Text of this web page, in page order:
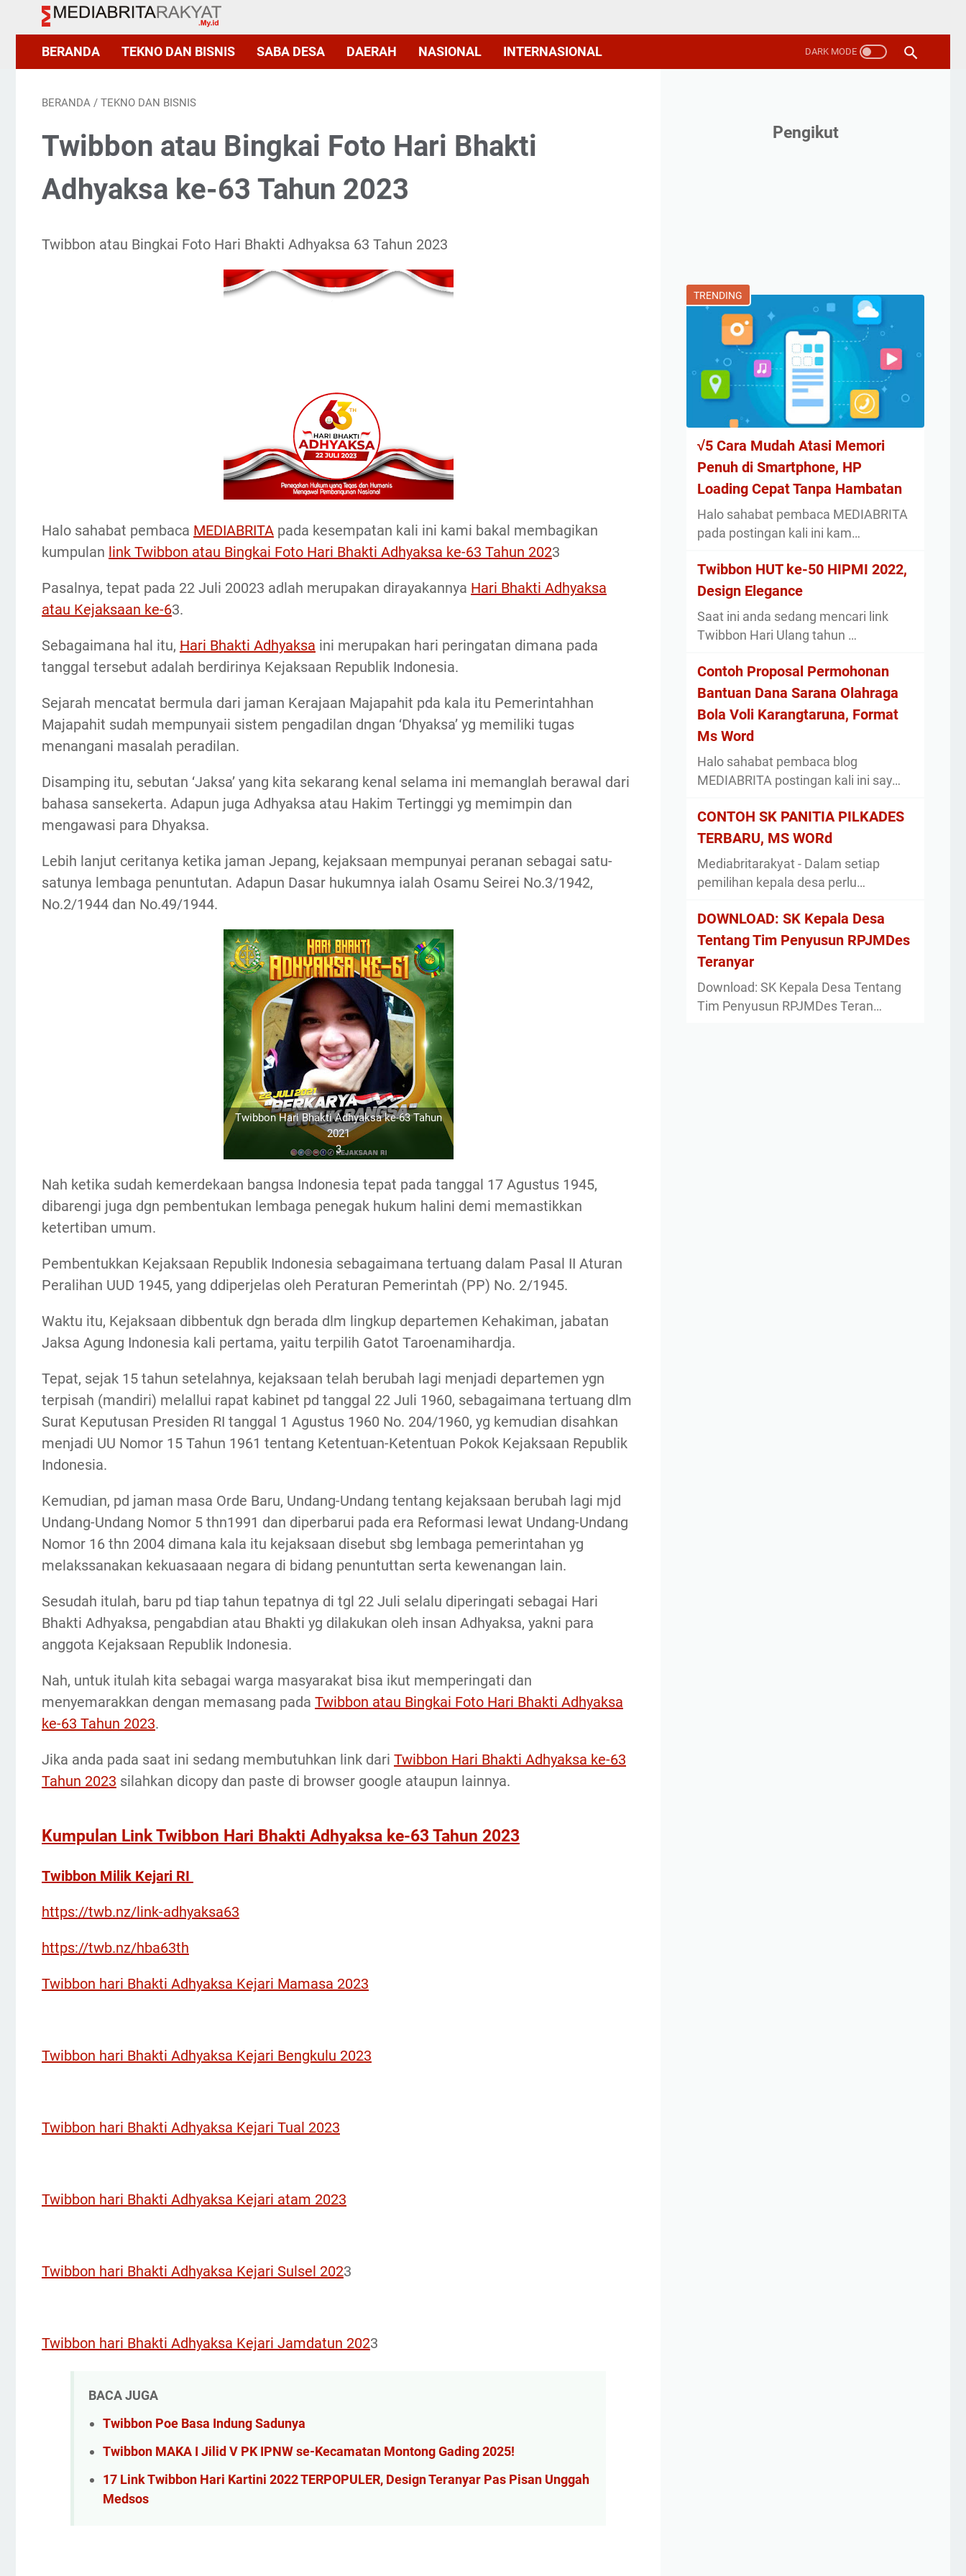
BERANDA TEKNO DAN BISNIS SABA DESA DAERAH NASIONAL INTERNASIONAL
BERANDA / TEKNO DAN BISNIS
Twibbon atau Bingkai Foto Hari Bhakti
Adhyaksa ke-63 Tahun 2023
Twibbon atau Bingkai Foto Hari Bhakti Adhyaksa 63 Tahun 2023
Halo sahabat pembaca MEDIABRITA pada kesempatan kali ini kami bakal membagikan
kumpulan link Twibbon atau Bingkai Foto Hari Bhakti Adhyaksa ke-63 Tahun 2023
Pasalnya, tepat pada 22 Juli 20023 adlah merupakan dirayakannya Hari Bhakti Adhyaksa
atau Kejaksaan ke-63.
Sebagaimana hal itu, Hari Bhakti Adhyaksa ini merupakan hari peringatan dimana pada
tanggal tersebut adalah berdirinya Kejaksaan Republik Indonesia.
Sejarah mencatat bermula dari jaman Kerajaan Majapahit pda kala itu Pemerintahhan
Majapahit sudah mempunyaii sistem pengadilan dngan ‘Dhyaksa’ yg memiliki tugas
menangani masalah peradilan.
Disamping itu, sebutan ‘Jaksa’ yang kita sekarang kenal selama ini memanglah berawal dari
bahasa sansekerta. Adapun juga Adhyaksa atau Hakim Tertinggi yg memimpin dan
mengawasi para Dhyaksa.
Lebih lanjut ceritanya ketika jaman Jepang, kejaksaan mempunyai peranan sebagai satu-
satunya lembaga penuntutan. Adapun Dasar hukumnya ialah Osamu Seirei No.3/1942,
No.2/1944 dan No.49/1944.
Twibbon Hari Bhakti Adhyaksa ke-63 Tahun
2021
3
Nah ketika sudah kemerdekaan bangsa Indonesia tepat pada tanggal 17 Agustus 1945,
dibarengi juga dgn pembentukan lembaga penegak hukum halini demi memastikkan
ketertiban umum.
Pembentukkan Kejaksaan Republik Indonesia sebagaimana tertuang dalam Pasal II Aturan
Peralihan UUD 1945, yang ddiperjelas oleh Peraturan Pemerintah (PP) No. 2/1945.
Waktu itu, Kejaksaan dibbentuk dgn berada dlm lingkup departemen Kehakiman, jabatan
Jaksa Agung Indonesia kali pertama, yaitu terpilih Gatot Taroenamihardja.
Tepat, sejak 15 tahun setelahnya, kejaksaan telah berubah lagi menjadi departemen ygn
terpisah (mandiri) melallui rapat kabinet pd tanggal 22 Juli 1960, sebagaimana tertuang dlm
Surat Keputusan Presiden RI tanggal 1 Agustus 1960 No. 204/1960, yg kemudian disahkan
menjadi UU Nomor 15 Tahun 1961 tentang Ketentuan-Ketentuan Pokok Kejaksaan Republik
Indonesia.
Kemudian, pd jaman masa Orde Baru, Undang-Undang tentang kejaksaan berubah lagi mjd
Undang-Undang Nomor 5 thn1991 dan diperbarui pada era Reformasi lewat Undang-Undang
Nomor 16 thn 2004 dimana kala itu kejaksaan disebut sbg lembaga pemerintahan yg
melakssanakan kekuasaaan negara di bidang penuntuttan serta kewenangan lain.
Sesudah itulah, baru pd tiap tahun tepatnya di tgl 22 Juli selalu diperingati sebagai Hari
Bhakti Adhyaksa, pengabdian atau Bhakti yg dilakukan oleh insan Adhyaksa, yakni para
anggota Kejaksaan Republik Indonesia.
Nah, untuk itulah kita sebagai warga masyarakat bisa ikut memperingati dan
menyemarakkan dengan memasang pada Twibbon atau Bingkai Foto Hari Bhakti Adhyaksa
ke-63 Tahun 2023.
Jika anda pada saat ini sedang membutuhkan link dari Twibbon Hari Bhakti Adhyaksa ke-63
Tahun 2023 silahkan dicopy dan paste di browser google ataupun lainnya.
Kumpulan Link Twibbon Hari Bhakti Adhyaksa ke-63 Tahun 2023
Twibbon Milik Kejari RI
https://twb.nz/link-adhyaksa63
https://twb.nz/hba63th
Twibbon hari Bhakti Adhyaksa Kejari Mamasa 2023
Twibbon hari Bhakti Adhyaksa Kejari Bengkulu 2023
Twibbon hari Bhakti Adhyaksa Kejari Tual 2023
Twibbon hari Bhakti Adhyaksa Kejari atam 2023
Twibbon hari Bhakti Adhyaksa Kejari Sulsel 2023
Twibbon hari Bhakti Adhyaksa Kejari Jamdatun 2023
BACA JUGA
Twibbon Poe Basa Indung Sadunya
Twibbon MAKA I Jilid V PK IPNW se-Kecamatan Montong Gading 2025!
17 Link Twibbon Hari Kartini 2022 TERPOPULER, Design Teranyar Pas Pisan Unggah
Medsos
Pengikut
TRENDING
√5 Cara Mudah Atasi Memori
Penuh di Smartphone, HP
Loading Cepat Tanpa Hambatan
Halo sahabat pembaca MEDIABRITA
pada postingan kali ini kam…
Twibbon HUT ke-50 HIPMI 2022,
Design Elegance
Saat ini anda sedang mencari link
Twibbon Hari Ulang tahun …
Contoh Proposal Permohonan
Bantuan Dana Sarana Olahraga
Bola Voli Karangtaruna, Format
Ms Word
Halo sahabat pembaca blog
MEDIABRITA postingan kali ini say…
CONTOH SK PANITIA PILKADES
TERBARU, MS WORd
Mediabritarakyat - Dalam setiap
pemilihan kepala desa perlu…
DOWNLOAD: SK Kepala Desa
Tentang Tim Penyusun RPJMDes
Teranyar
Download: SK Kepala Desa Tentang
Tim Penyusun RPJMDes Teran…